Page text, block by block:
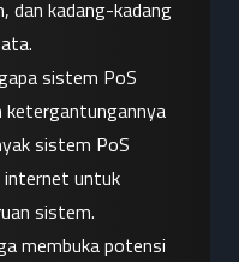
dan kadang-kadang
sistem PoS
ketergantungannya
sistem PoS
internet untuk
sistem.
membuka potensi